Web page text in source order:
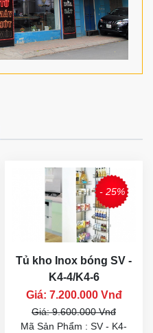
- 25%
Tủ kho Inox bóng SV -
K4-4/K4-6
Giá: 7.200.000 Vnđ
Giá: 9.600.000 Vnđ
Mã Sản Phẩm : SV - K4-